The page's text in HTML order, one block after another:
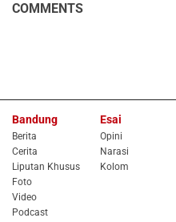
COMMENTS
Bandung
Berita
Cerita
Liputan Khusus
Foto
Video
Podcast
Esai
Opini
Narasi
Kolom